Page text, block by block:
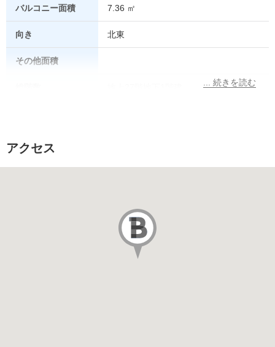
バルコニー面積 7.36 ㎡
向き 北東
その他面積
販売価格
アクセス